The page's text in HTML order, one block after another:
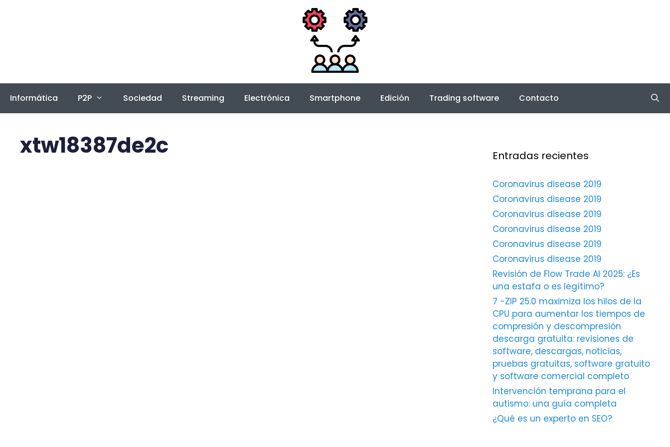
Informática P2P Sociedad Streaming Electrónica Smartphone Edición Trading software Contacto
xtw18387de2c Entradas recientes
Coronavirus disease 2019
Coronavirus disease 2019
Coronavirus disease 2019
Coronavirus disease 2019
Coronavirus disease 2019
Coronavirus disease 2019
Revisión de Flow Trade AI 2025: ¿Es
una estafa o es legítimo?
7 -ZIP 25.0 maximiza los hilos de la
CPU para aumentar los tiempos de
compresión y descompresión
descarga gratuita: revisiones de
software, descargas, noticias,
pruebas gratuitas, software gratuito
y software comercial completo
Intervención temprana para el
autismo: una guía completa
¿Qué es un experto en SEO?